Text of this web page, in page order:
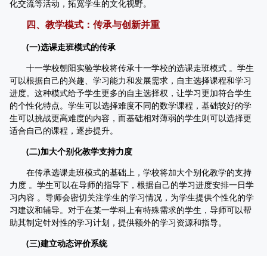
化交流等活动，拓宽学生的文化视野。
四、教学模式：传承与创新并重
(一)选课走班模式的传承
十一学校朝阳实验学校将传承十一学校的选课走班模式 。学生
可以根据自己的兴趣、学习能力和发展需求，自主选择课程和学习
进度。这种模式给予学生更多的自主选择权，让学习更加符合学生
的个性化特点。学生可以选择难度不同的数学课程，基础较好的学
生可以挑战更高难度的内容，而基础相对薄弱的学生则可以选择更
适合自己的课程，逐步提升。
(二)加大个别化教学支持力度
在传承选课走班模式的基础上，学校将加大个别化教学的支持
力度 。学生可以在导师的指导下，根据自己的学习进度安排一日学
习内容 。导师会密切关注学生的学习情况，为学生提供个性化的学
习建议和辅导。对于在某一学科上有特殊需求的学生，导师可以帮
助其制定针对性的学习计划，提供额外的学习资源和指导。
(三)建立动态评价系统